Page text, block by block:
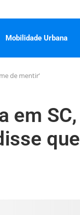
Mobilidade Urbana
de mentir’
em SC,
que